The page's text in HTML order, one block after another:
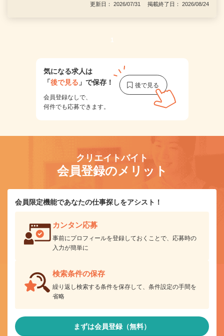
更新日： 2026/07/31 掲載終了日： 2026/08/24
1
気になる求人は
「後で見る 」で保存！
会員登録なしで、
何件でも応募できます。
クリエイトバイト
会員登録のメリット
会員限定機能であなたの仕事探しをアシスト！
カンタン応募
事前にプロフィールを登録しておくことで、応募時の
入力が簡単に
検索条件の保存
繰り返し検索する条件を保存して、条件設定の手間を
省略
まずは会員登録（無料）